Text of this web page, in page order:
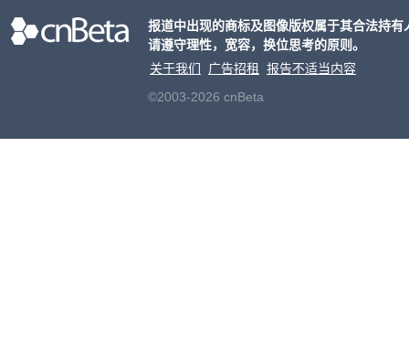
报道中出现的商标及图像版权属于其合法持
请遵守理性，宽容，换位思考的原则。
关于我们
广告招租
报告不适当内容
©2003-2026 cnBeta